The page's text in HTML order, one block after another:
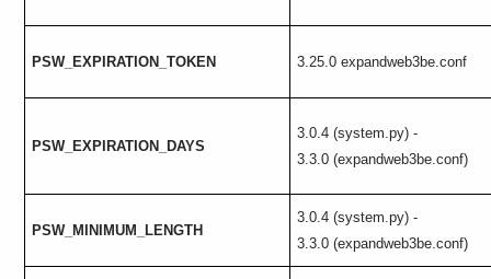
PSW_EXPIRATION_TOKEN 3.25.0 expandweb3be.conf
PSW_EXPIRATION_DAYS
3.0.4 (system.py) -
3.3.0 (expandweb3be.conf)
PSW_MINIMUM_LENGTH
3.0.4 (system.py) -
3.3.0 (expandweb3be.conf)